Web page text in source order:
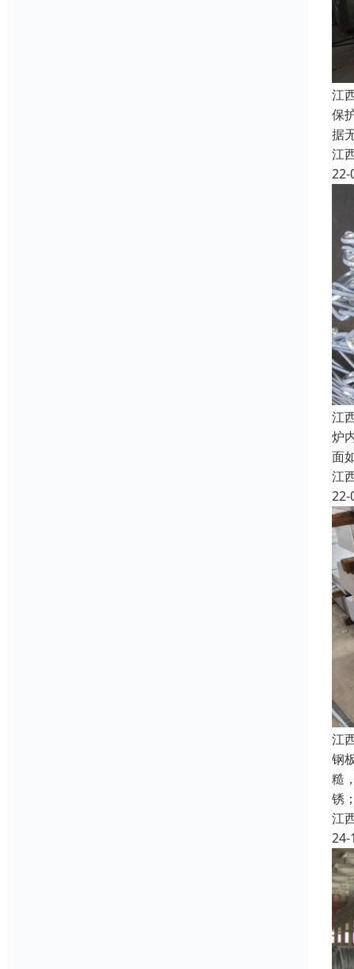
江
保
据
江
22-
江
炉
面
江
22-
江
钢
糙
锈
江
24-